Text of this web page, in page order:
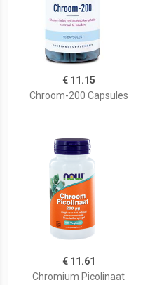
€ 11.15
Chroom-200 Capsules
€ 11.61
Chromium Picolinaat